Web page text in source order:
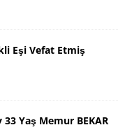
Eşi Vefat Etmiş
Yaş Memur BEKAR